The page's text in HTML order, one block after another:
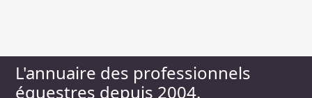
L'annuaire des professionnels
équestres depuis 2004.